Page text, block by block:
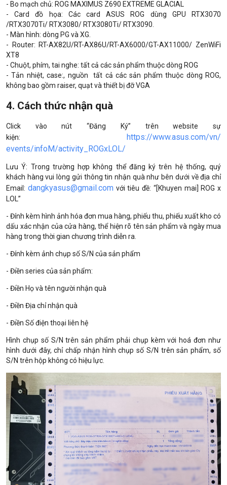
- Bo mạch chủ: ROG MAXIMUS Z690 EXTREME GLACIAL
- Card đồ họa: Các card ASUS ROG dùng GPU RTX3070
/RTX3070Ti/ RTX3080/ RTX3080Ti/ RTX3090.
- Màn hình: dòng PG và XG.
- Router: RT-AX82U/RT-AX86U/RT-AX6000/GT-AX11000/ ZenWiFi
XT8
- Chuột, phím, tai nghe: tất cả các sản phẩm thuộc dòng ROG
- Tản nhiệt, case:, nguồn tất cả các sản phẩm thuộc dòng ROG,
không bao gồm raiser, quạt và thiết bị đỡ VGA
4. Cách thức nhận quà
Click vào nút “Đăng Ký” trên website sự
kiện: https://www.asus.com/vn/
events/infoM/activity_ROGxLOL/
Lưu Ý: Trong trường hợp không thể đăng ký trên hệ thống, quý
khách hàng vui lòng gửi thông tin nhận quà như bên dưới về địa chỉ
Email: dangkyasus@gmail.comvới tiêu đề: “[Khuyen mai] ROG x
LOL”
- Đính kèm hình ảnh hóa đơn mua hàng, phiếu thu, phiếu xuất kho có
dấu xác nhận của cửa hàng, thể hiện rõ tên sản phẩm và ngày mua
hàng trong thời gian chương trình diễn ra.
- Đính kèm ảnh chụp số S/N của sản phẩm
- Điền series của sản phẩm:
- Điền Họ và tên người nhận quà
- Điền Địa chỉ nhận quà
- Điền Số điện thoại liên hệ
Hình chụp số S/N trên sản phẩm phải chụp kèm với hoá đơn như
hình dưới đây, chỉ chấp nhận hình chụp số S/N trên sản phẩm, số
S/N trên hộp không có hiệu lực.